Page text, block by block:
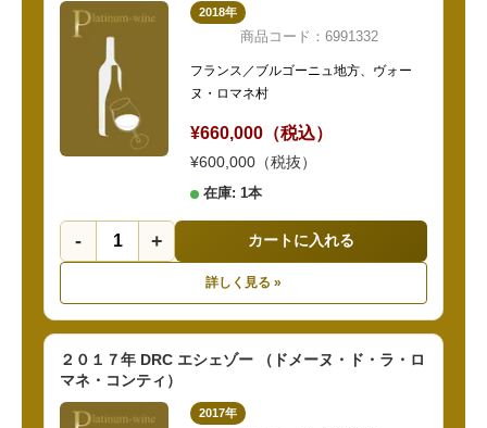
2018年
商品コード：6991332
フランス／ブルゴーニュ地方、ヴォー
ヌ・ロマネ村
¥660,000（税込）
¥600,000（税抜）
在庫: 1本
- + カートに入れる
詳しく見る »
２０１７年 DRC エシェゾー （ドメーヌ・ド・ラ・ロ
マネ・コンティ）
2017年